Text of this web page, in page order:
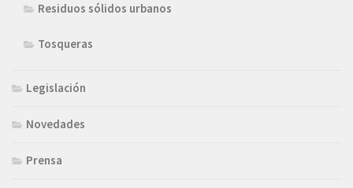
Residuos sólidos urbanos
Tosqueras
Legislación
Novedades
Prensa